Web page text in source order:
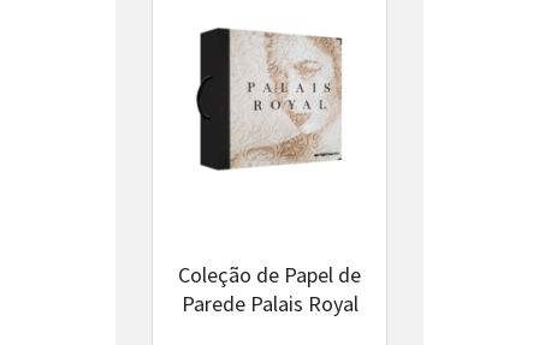
Coleção de Papel de
Parede Palais Royal